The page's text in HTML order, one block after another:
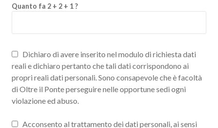
Quanto fa 2 + 2 + 1 ?
Dichiaro di avere inserito nel modulo di richiesta dati
reali e dichiaro pertanto che tali dati corrispondono ai
propri reali dati personali. Sono consapevole che è facoltà
di Oltre il Ponte perseguire nelle opportune sedi ogni
violazione ed abuso.
Acconsento al trattamento dei dati personali, ai sensi